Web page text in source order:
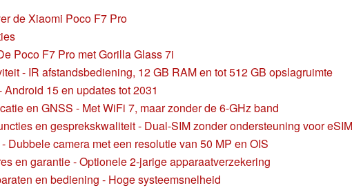
de Xiaomi Poco F7 Pro
Poco F7 Pro met Gorilla Glass 7i
- IR afstandsbediening, 12 GB RAM en tot 512 GB opslagruimte
Android 15 en updates tot 2031
en GNSS - Met WiFi 7, maar zonder de 6-GHz band
en gesprekskwaliteit - Dual-SIM zonder ondersteuning voor eSIM
Dubbele camera met een resolutie van 50 MP en OIS
en garantie - Optionele 2-jarige apparaatverzekering
en bediening - Hoge systeemsnelheid